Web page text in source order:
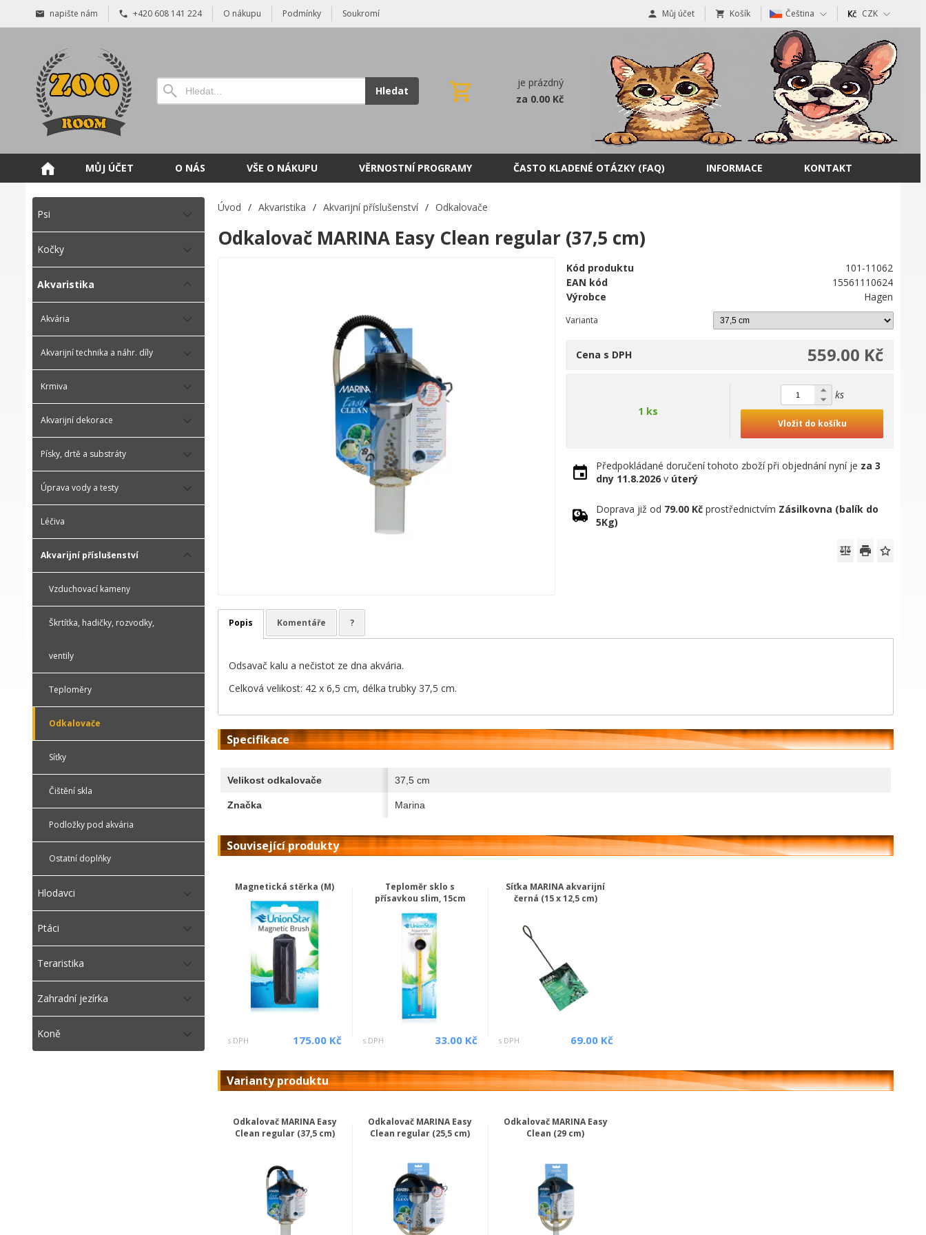
napište nám +420 608 141 224 O nákupu Podmínky Soukromí Můj účet Košík Čeština CZK
Hledat
je prázdný
za 0.00 Kč
MŮJ ÚČET O NÁS VŠE O NÁKUPU VĚRNOSTNÍ PROGRAMY ČASTO KLADENÉ OTÁZKY (FAQ) INFORMACE KONTAKT
Psi
Kočky
Akvaristika
Akvária
Akvarijní technika a náhr. díly
Krmiva
Akvarijní dekorace
Písky, drtě a substráty
Úprava vody a testy
Léčiva
Akvarijní příslušenství
Vzduchovací kameny
Škrtítka, hadičky, rozvodky,
ventily
Teploměry
Odkalovače
Síťky
Čištění skla
Podložky pod akvária
Ostatní doplňky
Hlodavci
Ptáci
Teraristika
Zahradní jezírka
Koně
Úvod / Akvaristika / Akvarijní příslušenství / Odkalovače
Odkalovač MARINA Easy Clean regular (37,5 cm)
Kód produktu
101-11062
EAN kód
15561110624
Výrobce
Hagen
Varianta
559.00 Kč
Cena s DPH
1 ks
ks
Vložit do košíku
Předpokládané doručení tohoto zboží při objednání nyní je za 3
dny 11.8.2026 v úterý
Doprava již od 79.00 Kč prostřednictvím Zásilkovna (balík do
5Kg)
Popis Komentáře ?
Odsavač kalu a nečistot ze dna akvária.
Celková velikost: 42 x 6,5 cm, délka trubky 37,5 cm.
Specifikace
Velikost odkalovače 37,5 cm
Značka Marina
Související produkty
Magnetická stěrka (M)
s DPH 175.00 Kč
Teploměr sklo s
přísavkou slim, 15cm
s DPH 33.00 Kč
Síťka MARINA akvarijní
černá (15 x 12,5 cm)
s DPH 69.00 Kč
Varianty produktu
Odkalovač MARINA Easy
Clean regular (37,5 cm)
Odkalovač MARINA Easy
Clean regular (25,5 cm)
Odkalovač MARINA Easy
Clean (29 cm)